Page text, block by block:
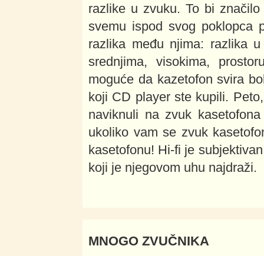
razlike u zvuku. To bi
svemu ispod svog poklopca
razlika među njima: razlika
srednjima, visokima,
moguće da kazetofon svira
koji CD player ste kupili.
naviknuli na zvuk
ukoliko vam se zvuk
kasetofonu! Hi-fi je
koji je njegovom uhu najdraži.
MNOGO ZVUČNIKA